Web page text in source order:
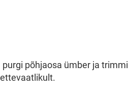
põhjaosa ümber ja trimmi